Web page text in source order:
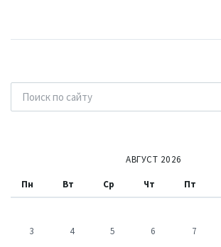
АВГУСТ 2026
Пн Вт Ср Чт Пт
3
4 5 6 7